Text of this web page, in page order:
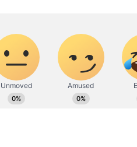
कटा हुआ
को मजबूत बनाता है।